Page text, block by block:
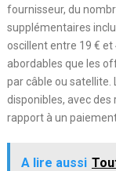
fournisseur, du
supplémentaires
oscillent entre 19 € et
abordables que les
par câble ou
disponibles, avec
rapport à un paiement
A lire aussi